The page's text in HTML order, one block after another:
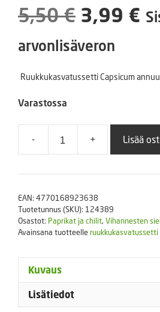
5,50€
hinta
oli:
3,99 €
arvonlisäveron
Ruukkukasvatussetti Capsicum
Varastossa
-
Cayenne
+ Lisää
EAN: 4770168923638
Tuotetunnus (SKU): 124389
Osastot: Paprikat ja chilit, Vihannesten
Avainsana tuotteelleruukkukasvatussetti
Kuvaus
Lisätiedot